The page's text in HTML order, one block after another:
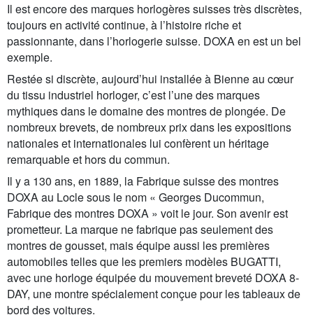
Il est encore des marques horlogères suisses très discrètes,
toujours en activité continue, à l’histoire riche et
passionnante, dans l’horlogerie suisse. DOXA en est un bel
exemple.
Restée si discrète, aujourd’hui installée à Bienne au cœur
du tissu industriel horloger, c’est l’une des marques
mythiques dans le domaine des montres de plongée. De
nombreux brevets, de nombreux prix dans les expositions
nationales et internationales lui confèrent un héritage
remarquable et hors du commun.
Il y a 130 ans, en 1889, la Fabrique suisse des montres
DOXA au Locle sous le nom « Georges Ducommun,
Fabrique des montres DOXA » voit le jour. Son avenir est
prometteur. La marque ne fabrique pas seulement des
montres de gousset, mais équipe aussi les premières
automobiles telles que les premiers modèles BUGATTI,
avec une horloge équipée du mouvement breveté DOXA 8-
DAY, une montre spécialement conçue pour les tableaux de
bord des voitures.